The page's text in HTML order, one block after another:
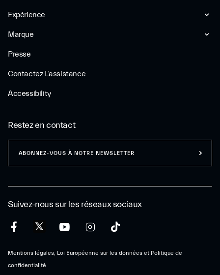
Expérience
Marque
Presse
Contactez L’assistance
Accessibility
Suivez-nous sur les réseaux sociaux
Mentions légales, Loi Européenne sur les données et Politique de
confidentialité
Restez en contact
ABONNEZ-VOUS À NOTRE NEWSLETTER